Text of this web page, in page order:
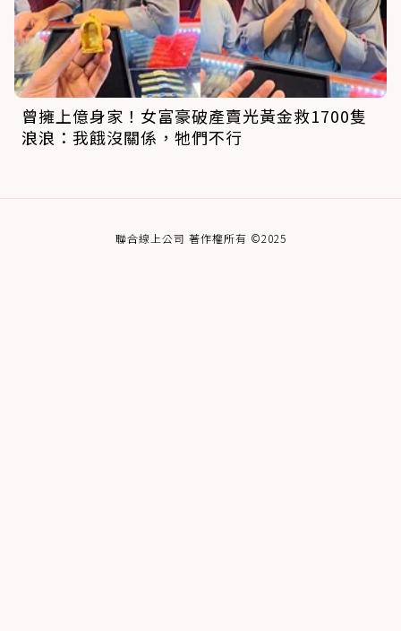
曾擁上億身家！女富豪破產賣光黃金救1700隻
浪浪：我餓沒關係，牠們不行
聯合線上公司 著作權所有 ©2025